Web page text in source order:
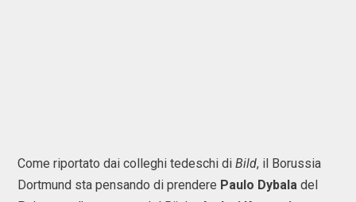
Come riportato dai colleghi tedeschi di Bild, il Borussia
Dortmund sta pensando di prendere Paulo Dybala del